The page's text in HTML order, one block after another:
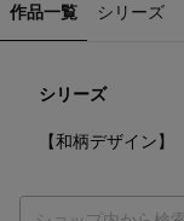
作品一覧 シリーズ
シリーズ
【和柄デザイン】